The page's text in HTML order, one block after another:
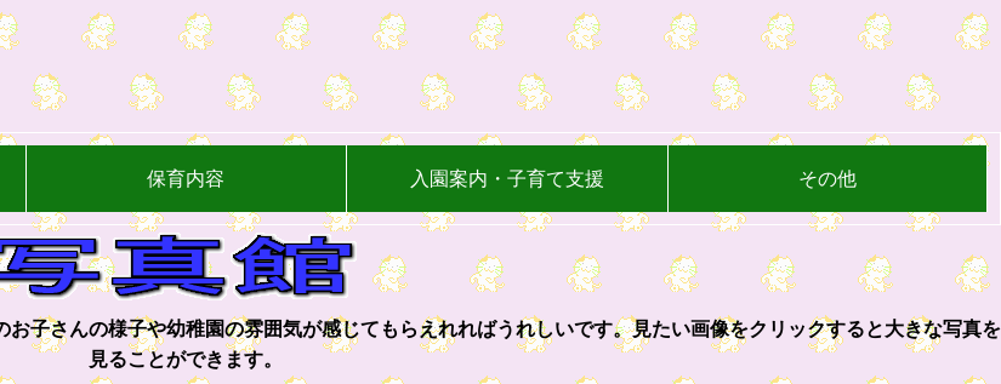
保育内容 入園案内・子育て支援 その他
さんの様子や幼稚園の雰囲気が感じてもらえれればうれしいです。見たい画像をクリックすると大きな写真を
見ることができます。